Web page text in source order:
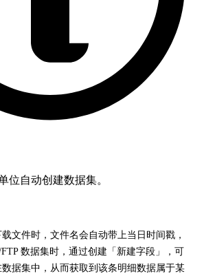
位自动创建数据集。
文件时，文件名会自动带上当日时间戳，
数据集时，通过创建「新建字段」，可
据集中，从而获取到该条明细数据属于某